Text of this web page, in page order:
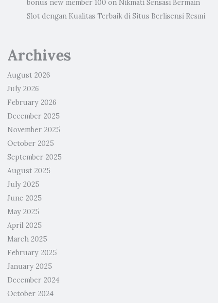
bonus new member 100 on Nikmati Sensasi Bermain
Slot dengan Kualitas Terbaik di Situs Berlisensi Resmi
Archives
August 2026
July 2026
February 2026
December 2025
November 2025
October 2025
September 2025
August 2025
July 2025
June 2025
May 2025
April 2025
March 2025
February 2025
January 2025
December 2024
October 2024